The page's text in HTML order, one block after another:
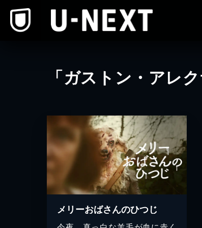
「ガストン・アレ
メリーおばさんのひつじ